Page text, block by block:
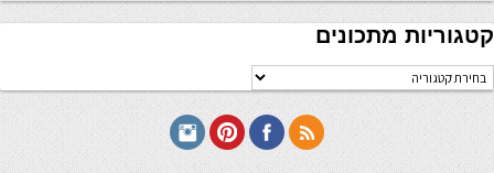
קטגוריות מתכונים
קטגוריות
מתכונים